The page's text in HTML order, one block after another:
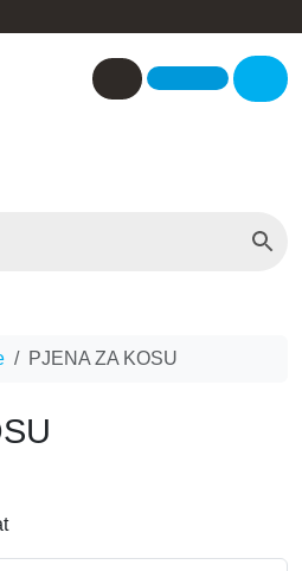
Account
PJENA ZA KOSU